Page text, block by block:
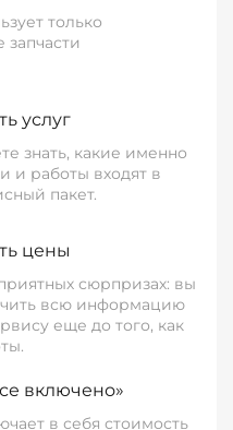
только
услуг
знать, какие именно
и работы входят в
пакет.
цены
сюрпризах: вы
всю информацию
еще до того, как
включено»
в себя стоимость